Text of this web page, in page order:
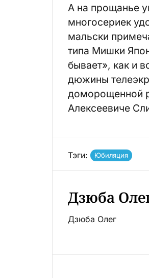
А на прощанье
многосериек
мальски
типа Мишки
бывает», как и
дюжины
доморощенной
Алексеевиче
Тэги: Юбиляция
Дзюба
Дзюба Олег